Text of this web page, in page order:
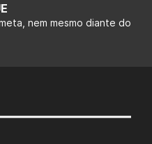
nem mesmo diante do